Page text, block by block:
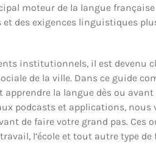
moteur de la langue
des exigences linguistiques
institutionnels, il est devenu
de la ville. Dans ce guide
la langue dès ou avant
podcasts et applications, nous
de faire votre grand pas. Ces
l’école et tout autre type